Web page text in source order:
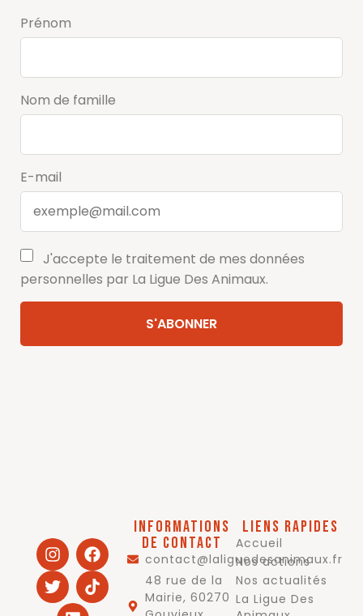
Prénom
Nom de famille
E-mail
J'accepte le traitement de mes données
personnelles par La Ligue Des Animaux.
Informations
de contact
contact@laliguedesanimaux.fr
48 rue de la
Mairie, 60270
Liens rapides
Accueil
Nos actions
Nos actualités
La Ligue Des